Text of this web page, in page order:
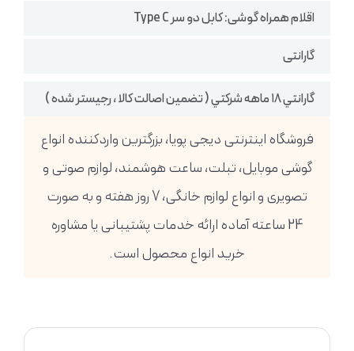
اقلام همراه گوشی: کابل دو سر Type C
گارانتی
گارانتي ١٨ ماهه شركتي ( تضمين اصالت كالا ، رجيستر شده )
فروشگاه اینترنتی دیجی پویا، بزرگترین واردکننده انواع
گوشی موبایل، تبلت، ساعت هوشمند، لوازم صوتی و
تصویری و انواع لوازم خانگی، 7 روز هفته و به صورت
24 ساعته آماده ارائه خدمات پشتیبانی یا مشاوره
خرید انواع محصول است.